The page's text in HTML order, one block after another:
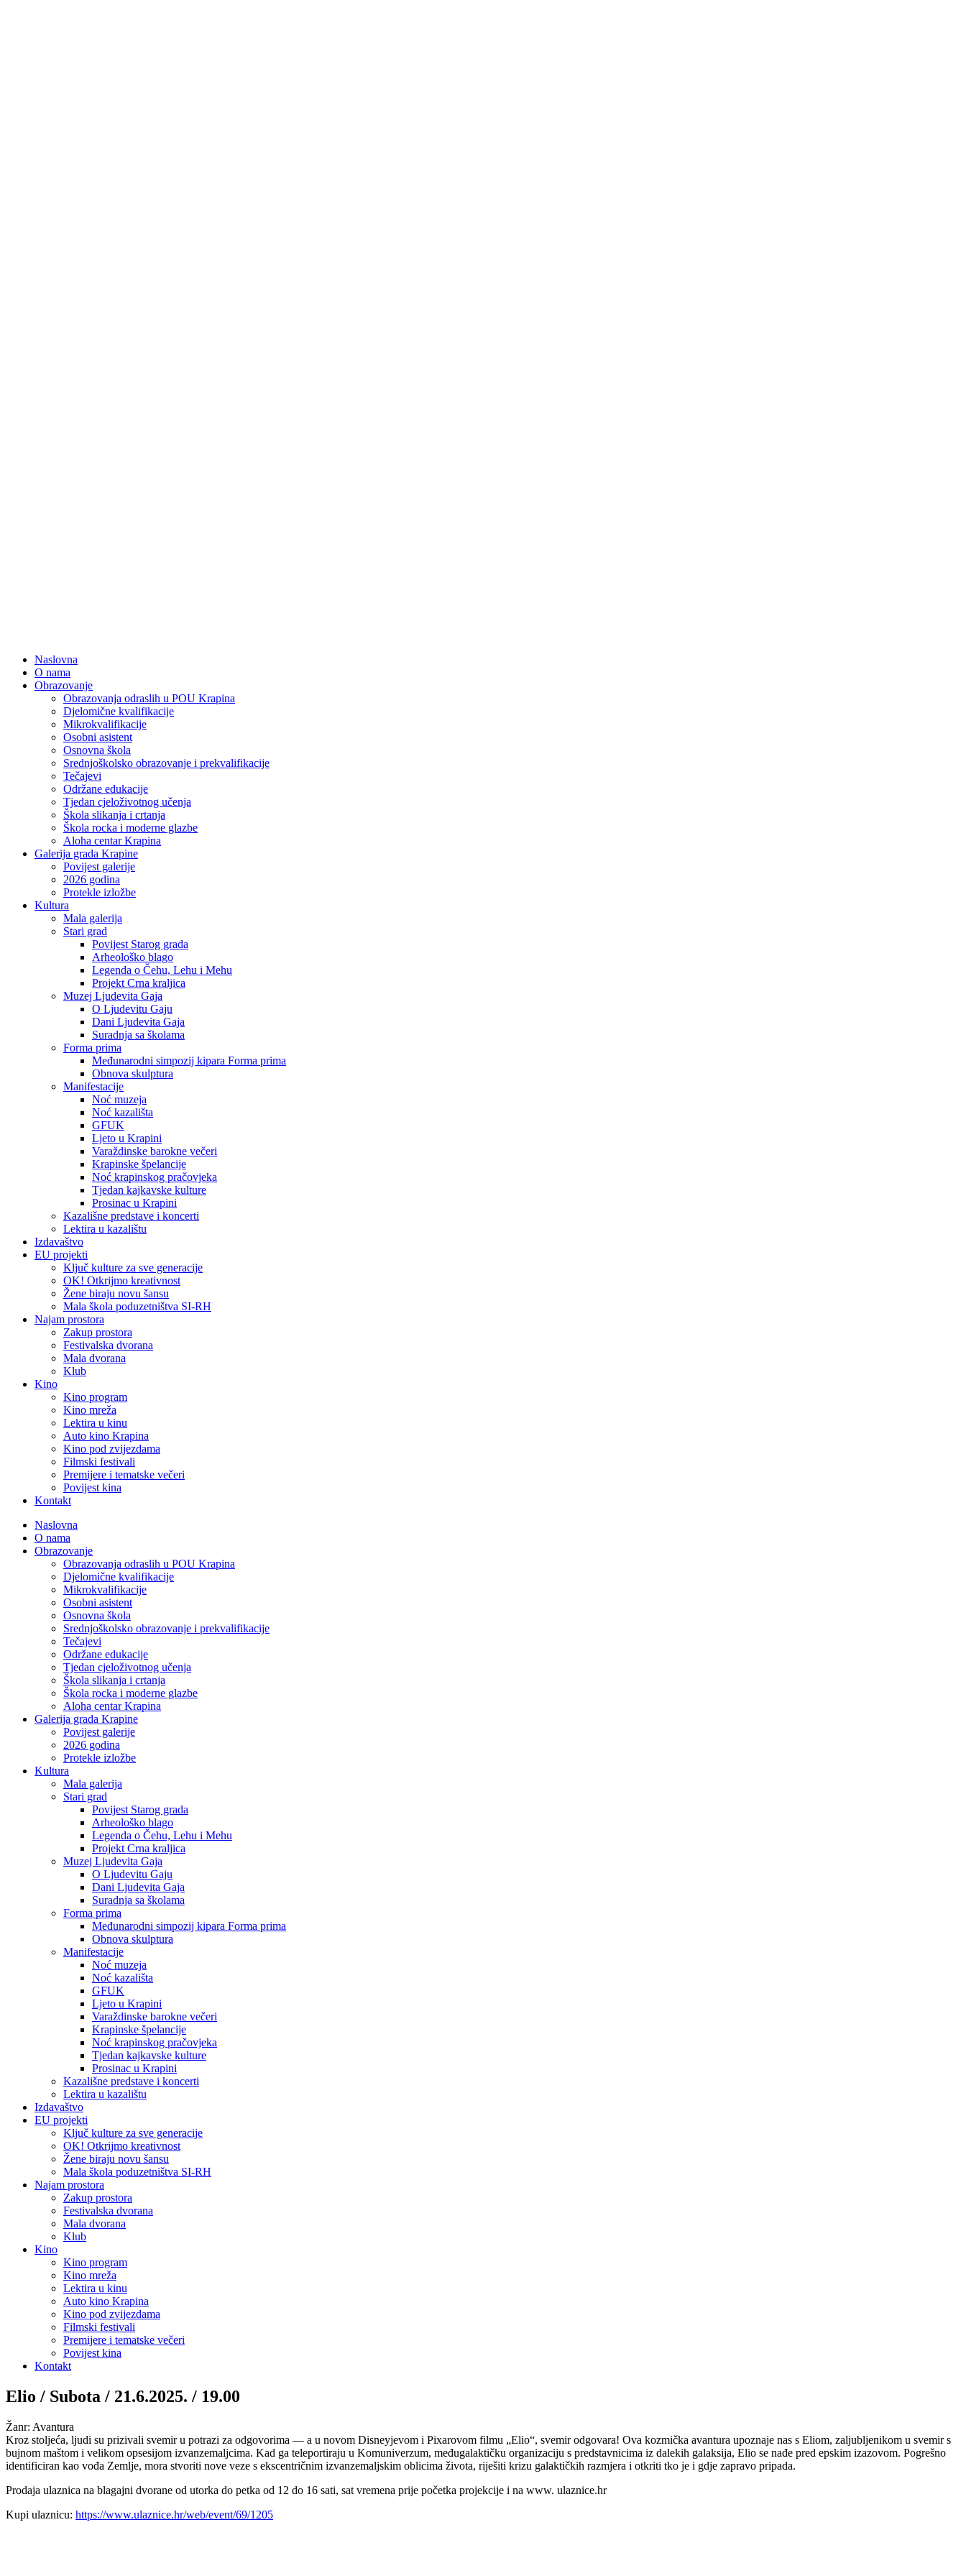
Naslovna
O nama
Obrazovanje
Obrazovanja odraslih u POU Krapina
Djelomične kvalifikacije
Mikrokvalifikacije
Osobni asistent
Osnovna škola
Srednjoškolsko obrazovanje i prekvalifikacije
Tečajevi
Održane edukacije
Tjedan cjeloživotnog učenja
Škola slikanja i crtanja
Škola rocka i moderne glazbe
Aloha centar Krapina
Galerija grada Krapine
Povijest galerije
2026 godina
Protekle izložbe
Kultura
Mala galerija
Stari grad
Povijest Starog grada
Arheološko blago
Legenda o Čehu, Lehu i Mehu
Projekt Crna kraljica
Muzej Ljudevita Gaja
O Ljudevitu Gaju
Dani Ljudevita Gaja
Suradnja sa školama
Forma prima
Međunarodni simpozij kipara Forma prima
Obnova skulptura
Manifestacije
Noć muzeja
Noć kazališta
GFUK
Ljeto u Krapini
Varaždinske barokne večeri
Krapinske špelancije
Noć krapinskog pračovjeka
Tjedan kajkavske kulture
Prosinac u Krapini
Kazališne predstave i koncerti
Lektira u kazalištu
Izdavaštvo
EU projekti
Ključ kulture za sve generacije
OK! Otkrijmo kreativnost
Žene biraju novu šansu
Mala škola poduzetništva SI-RH
Najam prostora
Zakup prostora
Festivalska dvorana
Mala dvorana
Klub
Kino
Kino program
Kino mreža
Lektira u kinu
Auto kino Krapina
Kino pod zvijezdama
Filmski festivali
Premijere i tematske večeri
Povijest kina
Kontakt
Naslovna
O nama
Obrazovanje
Obrazovanja odraslih u POU Krapina
Djelomične kvalifikacije
Mikrokvalifikacije
Osobni asistent
Osnovna škola
Srednjoškolsko obrazovanje i prekvalifikacije
Tečajevi
Održane edukacije
Tjedan cjeloživotnog učenja
Škola slikanja i crtanja
Škola rocka i moderne glazbe
Aloha centar Krapina
Galerija grada Krapine
Povijest galerije
2026 godina
Protekle izložbe
Kultura
Mala galerija
Stari grad
Povijest Starog grada
Arheološko blago
Legenda o Čehu, Lehu i Mehu
Projekt Crna kraljica
Muzej Ljudevita Gaja
O Ljudevitu Gaju
Dani Ljudevita Gaja
Suradnja sa školama
Forma prima
Međunarodni simpozij kipara Forma prima
Obnova skulptura
Manifestacije
Noć muzeja
Noć kazališta
GFUK
Ljeto u Krapini
Varaždinske barokne večeri
Krapinske špelancije
Noć krapinskog pračovjeka
Tjedan kajkavske kulture
Prosinac u Krapini
Kazališne predstave i koncerti
Lektira u kazalištu
Izdavaštvo
EU projekti
Ključ kulture za sve generacije
OK! Otkrijmo kreativnost
Žene biraju novu šansu
Mala škola poduzetništva SI-RH
Najam prostora
Zakup prostora
Festivalska dvorana
Mala dvorana
Klub
Kino
Kino program
Kino mreža
Lektira u kinu
Auto kino Krapina
Kino pod zvijezdama
Filmski festivali
Premijere i tematske večeri
Povijest kina
Kontakt
Elio / Subota / 21.6.2025. / 19.00
Žanr: Avantura
Kroz stoljeća, ljudi su prizivali svemir u potrazi za odgovorima — a u novom Disneyjevom i Pixarovom filmu „Elio“, svemir odgovara! Ova kozmička avantura upoznaje nas s Eliom, zaljubljenikom u svemir s
bujnom maštom i velikom opsesijom izvanzemaljcima. Kad ga teleportiraju u Komuniverzum, međugalaktičku organizaciju s predstavnicima iz dalekih galaksija, Elio se nađe pred epskim izazovom. Pogrešno
identificiran kao vođa Zemlje, mora stvoriti nove veze s ekscentričnim izvanzemaljskim oblicima života, riješiti krizu galaktičkih razmjera i otkriti tko je i gdje zapravo pripada.
Prodaja ulaznica na blagajni dvorane od utorka do petka od 12 do 16 sati, sat vremena prije početka projekcije i na www. ulaznice.hr
Kupi ulaznicu: https://www.ulaznice.hr/web/event/69/1205